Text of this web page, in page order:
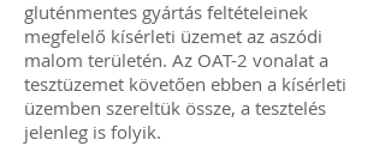
gluténmentes gyártás feltételeinek
megfelelő kísérleti üzemet az aszódi
malom területén. Az OAT-2 vonalat a
tesztüzemet követően ebben a kísérleti
üzemben szereltük össze, a tesztelés
jelenleg is folyik.